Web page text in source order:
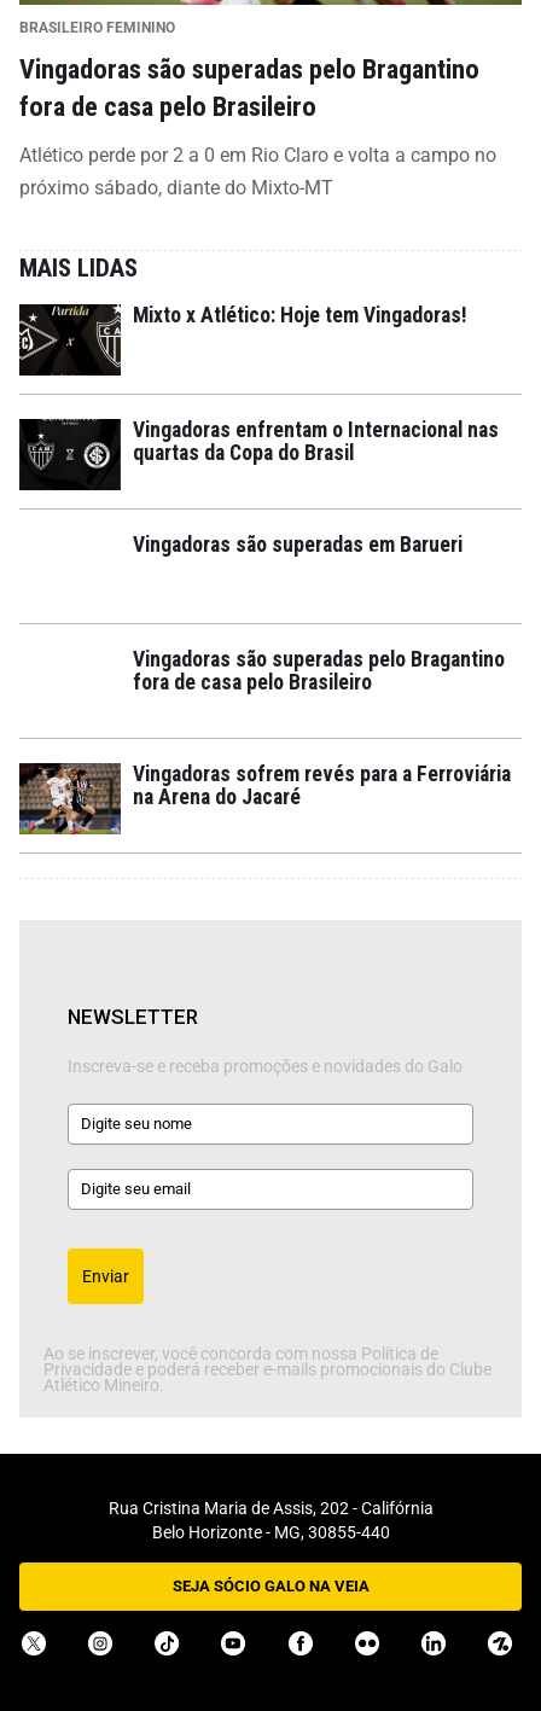
BRASILEIRO FEMININO
Vingadoras são superadas pelo Bragantino
fora de casa pelo Brasileiro
Atlético perde por 2 a 0 em Rio Claro e volta a campo no
próximo sábado, diante do Mixto-MT
MAIS LIDAS
Mixto x Atlético: Hoje tem Vingadoras!
Vingadoras enfrentam o Internacional nas
quartas da Copa do Brasil
Vingadoras são superadas em Barueri
Vingadoras são superadas pelo Bragantino
fora de casa pelo Brasileiro
Vingadoras sofrem revés para a Ferroviária
na Arena do Jacaré
NEWSLETTER
Inscreva-se e receba promoções e novidades do Galo
Enviar
Ao se inscrever, você concorda com nossa Política de
Privacidade e poderá receber e-mails promocionais do Clube
Atlético Mineiro.
Rua Cristina Maria de Assis, 202 - Califórnia
Belo Horizonte - MG, 30855-440
SEJA SÓCIO GALO NA VEIA